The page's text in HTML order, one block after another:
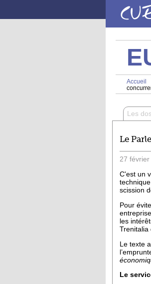
Vous êtes ici
Accueil
Les
Le
27 février
C'est un
scission
Pour
les
Trenitalia
Le texte
éc
Le